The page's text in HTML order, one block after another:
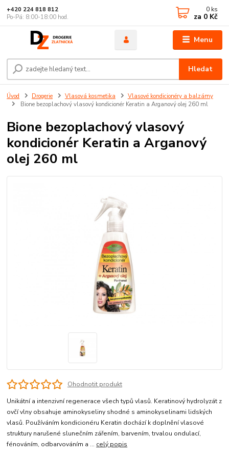
Menu
Hledat
+420 224 818 812
Po-Pá: 8:00-18:00 hod.
0 ks
za 0 Kč
Úvod Drogerie Vlasová kosmetika
Vlasové kondicionéry a balzámy
Bione bezoplachový vlasový kondicionér Keratin a Arganový olej 260 ml
Bione bezoplachový vlasový
kondicionér Keratin a Arganový
olej 260 ml
Ohodnotit produkt
Unikátní a intenzivní regenerace všech typů vlasů. Keratinový hydrolyzát z
ovčí vlny obsahuje aminokyseliny shodné s aminokyselinami lidských
vlasů. Používáním kondicionéru Keratin dochází k doplnění vlasové
struktury narušené slunečním zářením, barvením, trvalou ondulací,
fénováním, odbarvováním a ... celý popis